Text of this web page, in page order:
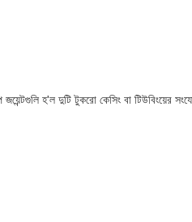
হ'ল দুটি টুকরো কেসিং বা টিউবিংয়ের